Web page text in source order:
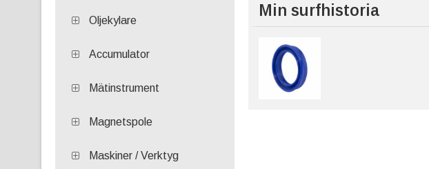
Oljekylare
Accumulator
Mätinstrument
Magnetspole
Maskiner / Verktyg
Min surfhistoria